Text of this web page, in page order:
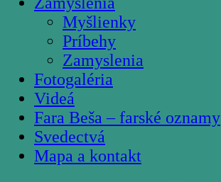
Myšlienky
Príbehy
Zamyslenia
Fotogaléria
Videá
Fara Beša – farské oznamy
Svedectvá
Mapa a kontakt